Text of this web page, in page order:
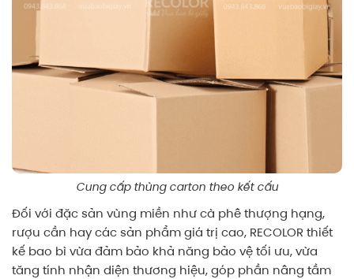
Cung cấp thùng carton theo kết cấu
Đối với đặc sản vùng miền như cà phê thượng hạng,
rượu cần hay các sản phẩm giá trị cao, RECOLOR thiết
kế bao bì vừa đảm bảo khả năng bảo vệ tối ưu, vừa
tăng tính nhận diện thương hiệu, góp phần nâng tầm